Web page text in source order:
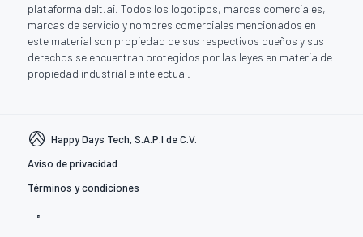
plataforma delt.ai. Todos los logotipos, marcas comerciales,
marcas de servicio y nombres comerciales mencionados en
este material son propiedad de sus respectivos dueños y sus
derechos se encuentran protegidos por las leyes en materia de
propiedad industrial e intelectual.
Happy Days Tech, S.A.P.I de C.V.
Aviso de privacidad
Términos y condiciones